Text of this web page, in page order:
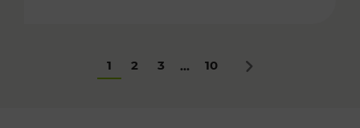
1 2 3 ... 10 Nächstes